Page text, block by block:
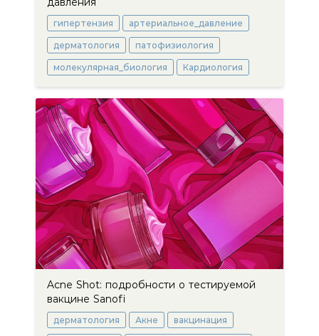
гипертензия артериальное_давление
дерматология патофизиология
молекулярная_биология Кардиология
Acne Shot: подробности о тестируемой
вакцине Sanofi
дерматология Акне вакцинация